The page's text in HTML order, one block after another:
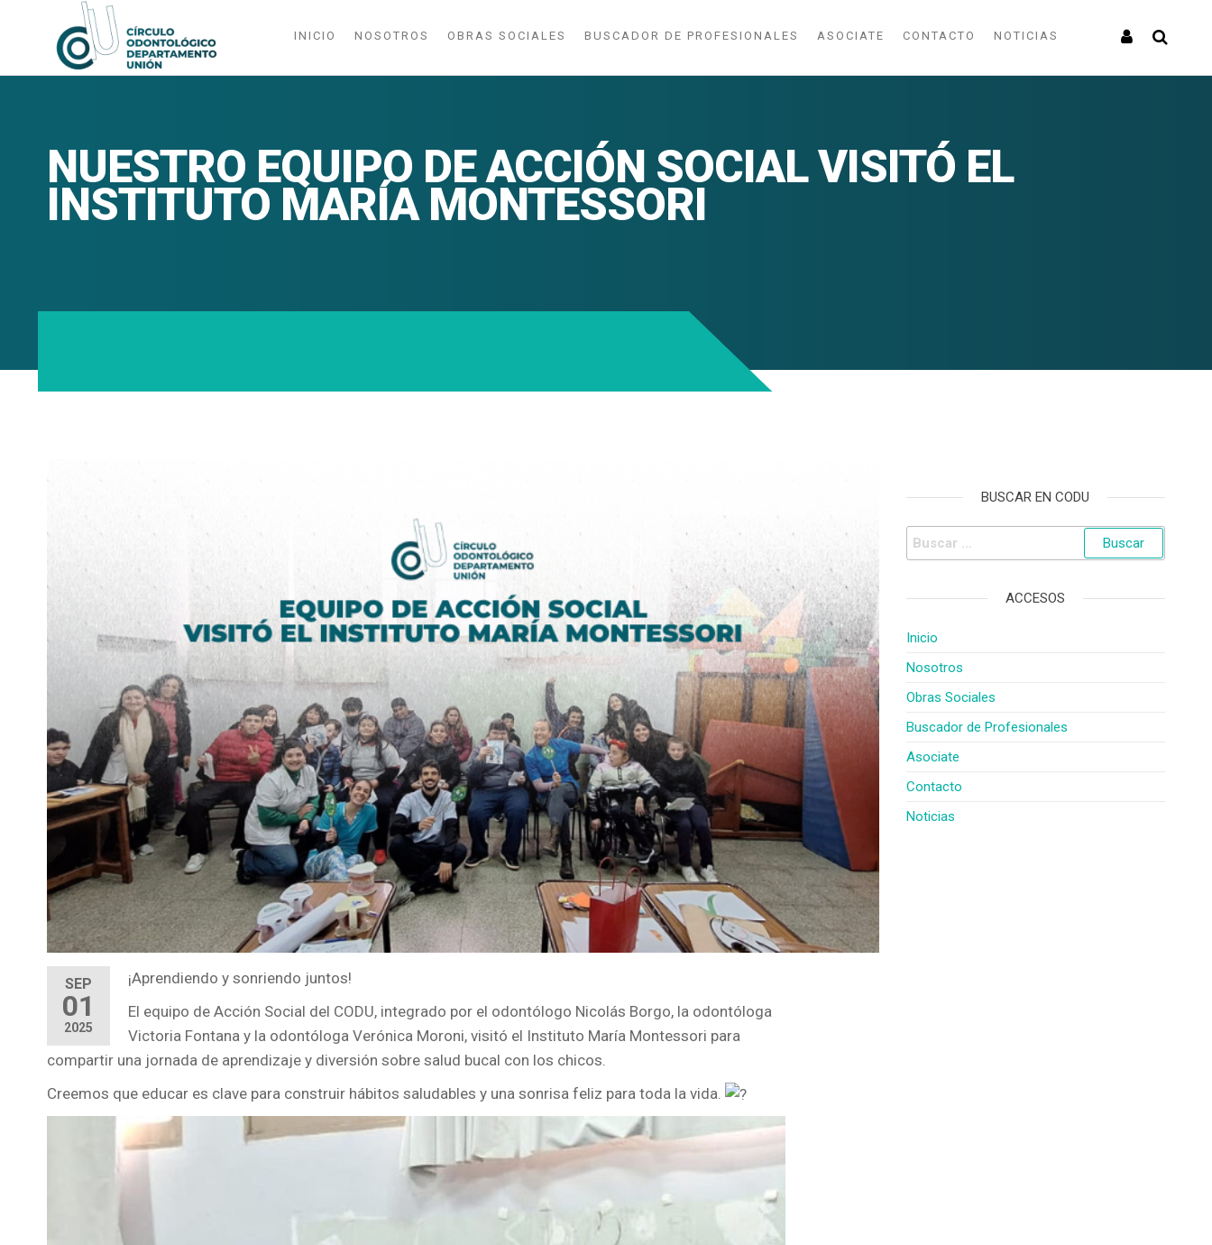
CODUINICIO NOSOTROS OBRAS SOCIALES BUSCADOR DE PROFESIONALES ASOCIATE CONTACTO NOTICIAS
NUESTRO EQUIPO DE ACCIÓN SOCIAL VISITÓ EL
INSTITUTO MARÍA MONTESSORI
SEP
01
2025
¡Aprendiendo y sonriendo juntos!
El equipo de Acción Social del CODU, integrado por el odontólogo Nicolás Borgo, la odontóloga
Victoria Fontana y la odontóloga Verónica Moroni, visitó el Instituto María Montessori para
compartir una jornada de aprendizaje y diversión sobre salud bucal con los chicos.
Creemos que educar es clave para construir hábitos saludables y una sonrisa feliz para toda la vida.
BUSCAR EN CODU
ACCESOS
Inicio
Nosotros
Obras Sociales
Buscador de Profesionales
Asociate
Contacto
Noticias